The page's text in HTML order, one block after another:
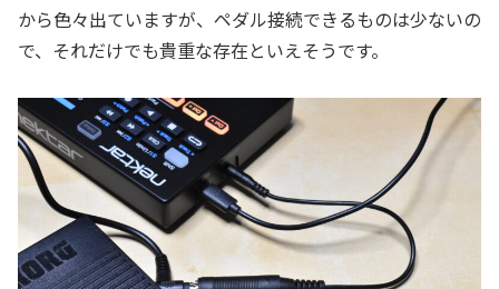
から色々出ていますが、ペダル接続できるものは少ないの
で、それだけでも貴重な存在といえそうです。